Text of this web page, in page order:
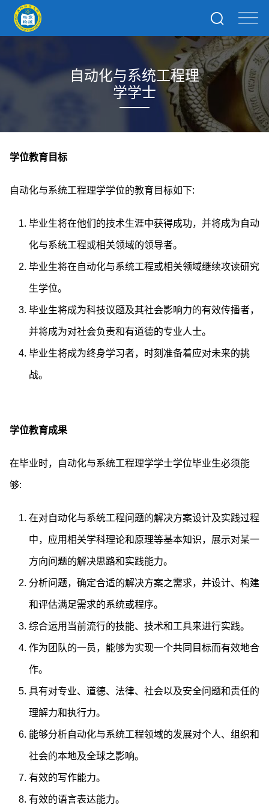
自动化与系统工程理
学学士
学位教育目标
自动化与系统工程理学学位的教育目标如下:
毕业生将在他们的技术生涯中获得成功，并将成为自动
化与系统工程或相关领域的领导者。
毕业生将在自动化与系统工程或相关领域继续攻读研究
生学位。
毕业生将成为科技议题及其社会影响力的有效传播者，
并将成为对社会负责和有道德的专业人士。
毕业生将成为终身学习者，时刻准备着应对未来的挑
战。
学位教育成果
在毕业时，自动化与系统工程理学学士学位毕业生必须能
够:
在对自动化与系统工程问题的解决方案设计及实践过程
中，应用相关学科理论和原理等基本知识，展示对某一
方向问题的解决思路和实践能力。
分析问题，确定合适的解决方案之需求，并设计、构建
和评估满足需求的系统或程序。
综合运用当前流行的技能、技术和工具来进行实践。
作为团队的一员，能够为实现一个共同目标而有效地合
作。
具有对专业、道德、法律、社会以及安全问题和责任的
理解力和执行力。
能够分析自动化与系统工程领域的发展对个人、组织和
社会的本地及全球之影响。
有效的写作能力。
有效的语言表达能力。